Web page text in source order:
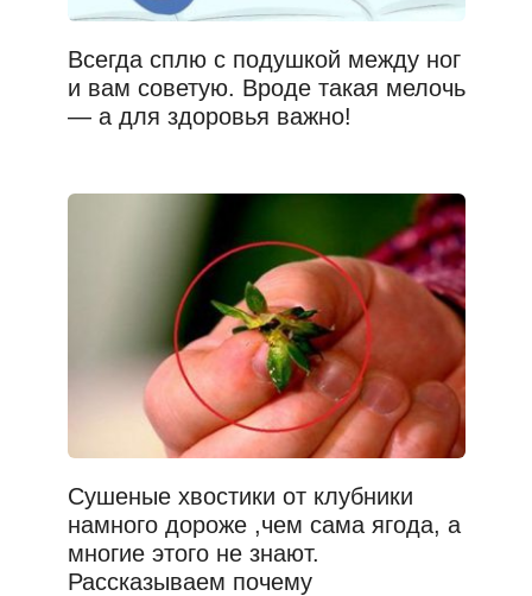
Всегда сплю с подушкой между ног
и вам советую. Вроде такая мелочь
— а для здоровья важно!
Сушеные хвостики от клубники
намного дороже ,чем сама ягода, а
многие этого не знают.
Рассказываем почему